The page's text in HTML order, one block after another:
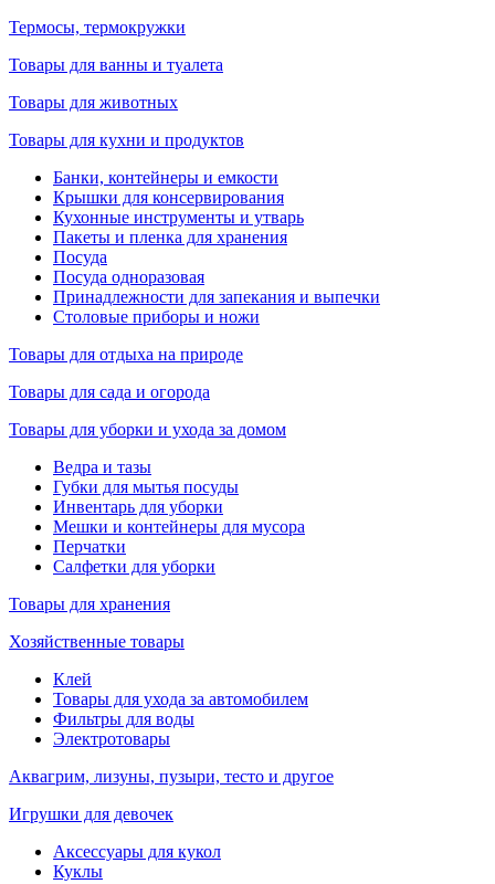
Термосы, термокружки
Товары для ванны и туалета
Товары для животных
Товары для кухни и продуктов
Банки, контейнеры и емкости
Крышки для консервирования
Кухонные инструменты и утварь
Пакеты и пленка для хранения
Посуда
Посуда одноразовая
Принадлежности для запекания и выпечки
Столовые приборы и ножи
Товары для отдыха на природе
Товары для сада и огорода
Товары для уборки и ухода за домом
Ведра и тазы
Губки для мытья посуды
Инвентарь для уборки
Мешки и контейнеры для мусора
Перчатки
Салфетки для уборки
Товары для хранения
Хозяйственные товары
Клей
Товары для ухода за автомобилем
Фильтры для воды
Электротовары
Аквагрим, лизуны, пузыри, тесто и другое
Игрушки для девочек
Аксессуары для кукол
Куклы